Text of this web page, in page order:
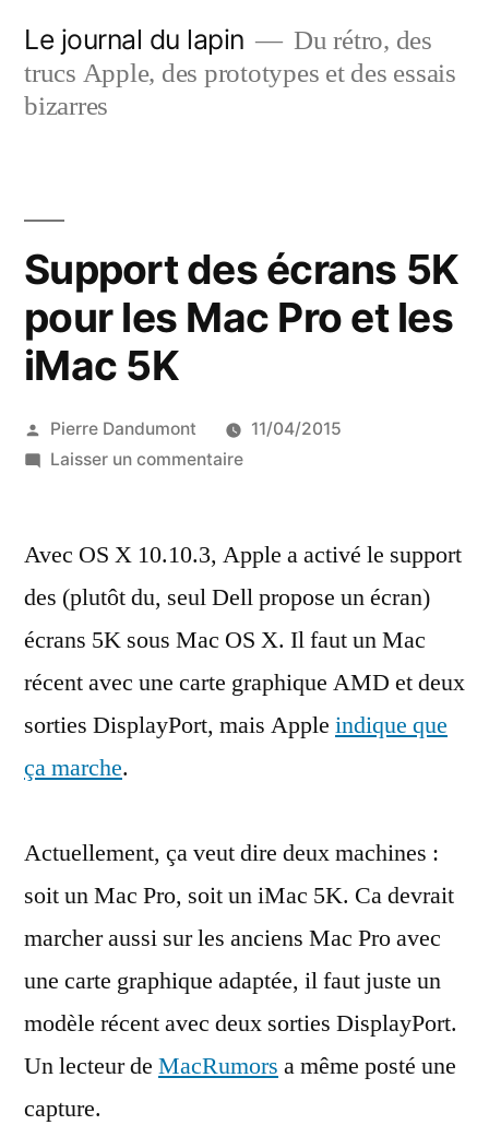
contenu
Le journal du lapin
Du rétro, des
trucs Apple, des prototypes et des essais
bizarres
Support des écrans 5K
pour les Mac Pro et les
iMac 5K
Publié
par
Pierre Dandumont
11/04/2015
Laisser un commentairesur
écrans
pour
les
Mac
Pro
et
Avec OS X 10.10.3, Apple a activé le support
des (plutôt du, seul Dell propose un écran)
écrans 5K sous Mac OS X. Il faut un Mac
récent avec une carte graphique AMD et deux
sorties DisplayPort, mais Apple indique que
ça marche.
Actuellement, ça veut dire deux machines :
soit un Mac Pro, soit un iMac 5K. Ca devrait
marcher aussi sur les anciens Mac Pro avec
une carte graphique adaptée, il faut juste un
modèle récent avec deux sorties DisplayPort.
Un lecteur de MacRumors a même posté une
capture.